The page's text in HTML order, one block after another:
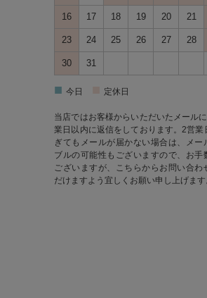
16 17 18 19 20 21
23 24 25 26 27 28
30 31
■ 今日 定休日
当店ではお客様からいただいたメール
業日以内に返信をしております。2営業
ぎてもメールが届かない場合は、メー
ブルの可能性もございますので、お手
ございますが、 こちらからお問い合わ
だけますよう宜しくお願い申し上げます